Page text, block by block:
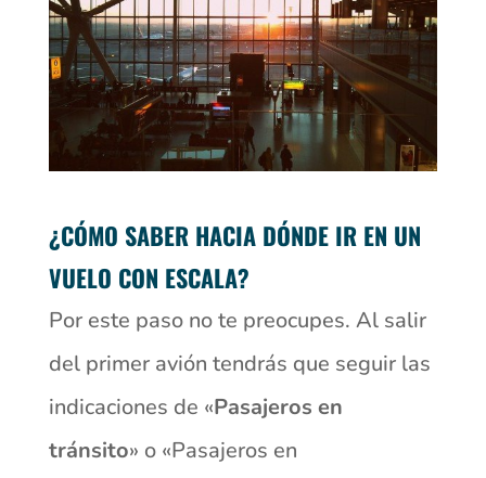
¿CÓMO SABER HACIA DÓNDE IR EN UN
VUELO CON ESCALA?
Por este paso no te preocupes. Al salir
del primer avión tendrás que seguir las
indicaciones de «Pasajeros en
tránsito» o «Pasajeros en